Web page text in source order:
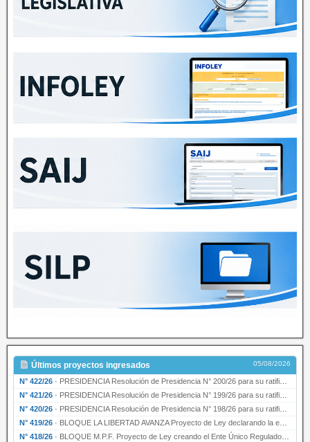
Últimos proyectos ingresados 05/08/2026
N° 422/26 · PRESIDENCIA Resolución de Presidencia N° 200/26 para su ratificación.
N° 421/26 · PRESIDENCIA Resolución de Presidencia N° 199/26 para su ratificación.
N° 420/26 · PRESIDENCIA Resolución de Presidencia N° 198/26 para su ratificación.
N° 419/26 · BLOQUE LA LIBERTAD AVANZA Proyecto de Ley declarando la esencialidad del servicio educativ…
N° 418/26 · BLOQUE M.P.F. Proyecto de Ley creando el Ente Único Regulador de servicios públicos de la …